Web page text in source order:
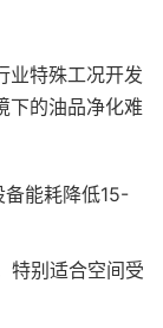
业特殊工况开发
下的油品净化难
备能耗降低15-
特别适合空间受